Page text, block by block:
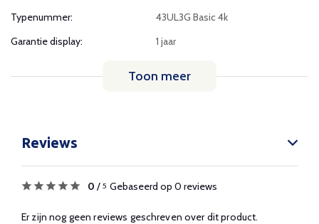
Typenummer:
43UL3G Basic 4k
Garantie display:
1 jaar
Toon meer
Reviews
0 / 5 Gebaseerd op 0 reviews
Er zijn nog geen reviews geschreven over dit product.